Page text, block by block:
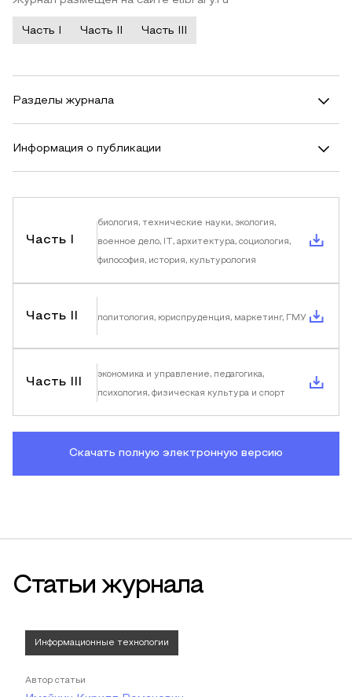
Часть I Часть II Часть III
Разделы журнала
Информация о публикации
Часть I
биология, технические науки, экология,
военное дело, IT, архитектура, социология,
философия, история, культурология
Часть II политология, юриспруденция, маркетинг, ГМУ
Часть III
экономика и управление, педагогика,
психология, физическая культура и спорт
Скачать полную электронную версию
Статьи журнала
Информационные технологии
Автор статьи